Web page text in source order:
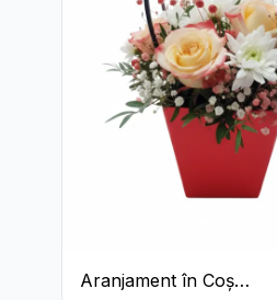
Aranjament în Coș